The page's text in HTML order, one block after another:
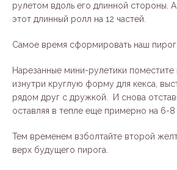
рулетом вдоль его длинной стороны.
этот длинный ролл на 12 частей.
Самое время сформировать наш пирог.
Нарезанные мини-рулетики
изнутри круглую форму для кекса,
рядом друг с дружкой. И снова
оставляя в тепле еще примерно на 6-8
Тем временем взболтайте второй
верх будущего пирога.